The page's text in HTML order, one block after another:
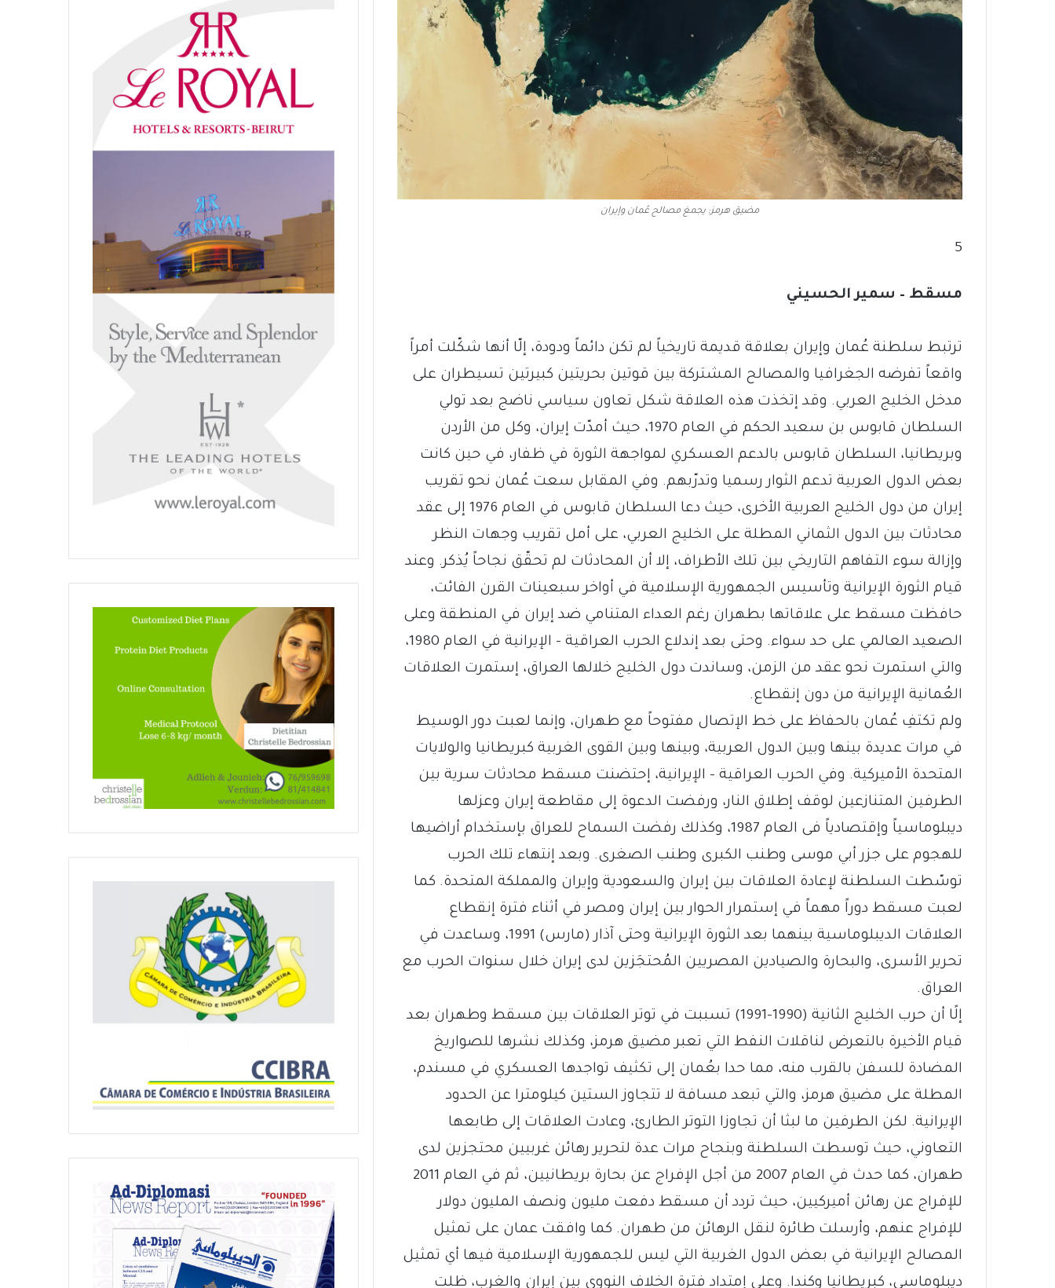
مضيق هرمز: يجمغ مصالح عُمان وإيران
5
مسقط – سمير الحسيني
ترتبط سلطنة عُمان وإيران بعلاقة قديمة تاريخياً لم تكن دائماً ودودة، إلّا أنها شكّلت أمراً
واقعاً تفرضه الجغرافيا والمصالح المشتركة بين قوتين بحريتين كبيرتين تسيطران على
مدخل الخليج العربي. وقد إتخذت هذه العلاقة شكل تعاون سياسي ناضج بعد تولي
السلطان قابوس بن سعيد الحكم في العام 1970، حيث أمدّت إيران، وكل من الأردن
وبريطانيا، السلطان قابوس بالدعم العسكري لمواجهة الثورة في ظفار، في حين كانت
بعض الدول العربية تدعم الثوار رسميا وتدرّبهم. وفي المقابل سعت عُمان نحو تقريب
إيران من دول الخليج العربية الأخرى، حيث دعا السلطان قابوس في العام 1976 إلى عقد
محادثات بين الدول الثماني المطلة على الخليج العربي، على أمل تقريب وجهات النظر
وإزالة سوء التفاهم التاريخي بين تلك الأطراف، إلا أن المحادثات لم تحقّق نجاحاً يُذكر. وعند
قيام الثورة الإيرانية وتأسيس الجمهورية الإسلامية في أواخر سبعينات القرن الفائت،
حافظت مسقط على علاقاتها بطهران رغم العداء المتنامي ضد إيران في المنطقة وعلى
الصعيد العالمي على حد سواء. وحتى بعد إندلاع الحرب العراقية – الإيرانية في العام 1980،
والتي استمرت نحو عقد من الزمن، وساندت دول الخليج خلالها العراق، إستمرت العلاقات
العُمانية الإيرانية من دون إنقطاع.
ولم تكتفِ عُمان بالحفاظ على خط الإتصال مفتوحاً مع طهران، وإنما لعبت دور الوسيط
في مرات عديدة بينها وبين الدول العربية، وبينها وبين القوى الغربية كبريطانيا والولايات
المتحدة الأميركية. وفي الحرب العراقية – الإيرانية، إحتضنت مسقط محادثات سرية بين
الطرفين المتنازعين لوقف إطلاق النار، ورفضت الدعوة إلى مقاطعة إيران وعزلها
ديبلوماسياً وإقتصادياً فى العام 1987، وكذلك رفضت السماح للعراق بإستخدام أراضيها
للهجوم على جزر أبي موسى وطنب الكبرى وطنب الصغرى. وبعد إنتهاء تلك الحرب
توسّطت السلطنة لإعادة العلاقات بين إيران والسعودية وإيران والمملكة المتحدة. كما
لعبت مسقط دوراً مهماً في إستمرار الحوار بين إيران ومصر في أثناء فترة إنقطاع
العلاقات الديبلوماسية بينهما بعد الثورة الإيرانية وحتى آذار (مارس) 1991، وساعدت في
تحرير الأسرى، والبحارة والصيادين المصريين المُحتجَزين لدى إيران خلال سنوات الحرب مع
العراق.
إلًا أن حرب الخليج الثانية (1990-1991) تسببت في توتر العلاقات بين مسقط وطهران بعد
قيام الأخيرة بالتعرض لناقلات النفط التي تعبر مضيق هرمز، وكذلك نشرها للصواريخ
المضادة للسفن بالقرب منه، مما حدا بعُمان إلى تكثيف تواجدها العسكري في مسندم،
المطلة على مضيق هرمز، والتي تبعد مسافة لا تتجاوز الستين كيلومترا عن الحدود
الإيرانية. لكن الطرفين ما لبثا أن تجاوزا التوتر الطارئ، وعادت العلاقات إلى طابعها
التعاوني، حيث توسطت السلطنة وبنجاح مرات عدة لتحرير رهائن غربيين محتجزين لدى
طهران، كما حدث في العام 2007 من أجل الإفراج عن بحارة بريطانيين، ثم في العام 2011
للإفراج عن رهائن أميركيين، حيث تردد أن مسقط دفعت مليون ونصف المليون دولار
للإفراج عنهم، وأرسلت طائرة لنقل الرهائن من طهران. كما وافقت عمان على تمثيل
المصالح الإيرانية في بعض الدول الغربية التي ليس للجمهورية الإسلامية فيها أي تمثيل
ديبلوماسي، كبريطانيا وكندا. وعلى إمتداد فترة الخلاف النووي بين إيران والغرب، ظلت